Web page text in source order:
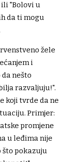
ili "Bolovi u
da ti mogu
žele
i
nešto
razvaljuju!".
koji tvrde da ne
Primjer:
promjene
u leđima nije
što pokazuju